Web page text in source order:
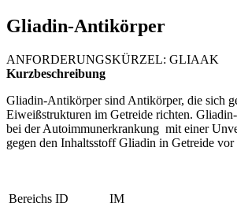
Gliadin-Antikörper
ANFORDERUNGSKÜRZEL: GLIAAK
Kurzbeschreibung
Gliadin-Antikörper sind Antikörper, die sich
Eiweißstrukturen im Getreide richten.
bei der Autoimmunerkrankung mit einer
gegen den Inhaltsstoff Gliadin in Getreide
Bereichs ID
IM